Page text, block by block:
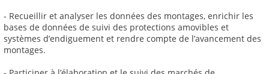
- Recueillir et analyser les données des montages, enrichir les
bases de données de suivi des protections amovibles et
systèmes d’endiguement et rendre compte de l’avancement des
montages.